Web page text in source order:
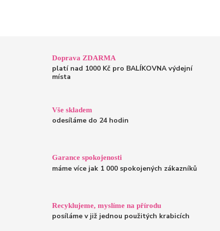
Doprava ZDARMA
platí nad 1000 Kč pro BALÍKOVNA výdejní
místa
Vše skladem
odesíláme do 24 hodin
Garance spokojenosti
máme více jak 1 000 spokojených zákazníků
Recyklujeme, myslíme na přírodu
posíláme v již jednou použitých krabicích